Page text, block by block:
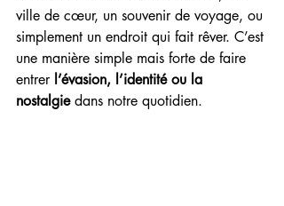
ville de cœur, un souvenir de voyage, ou
simplement un endroit qui fait rêver. C’est
une manière simple mais forte de faire
entrer l’évasion, l’identité ou la
nostalgie dans notre quotidien.